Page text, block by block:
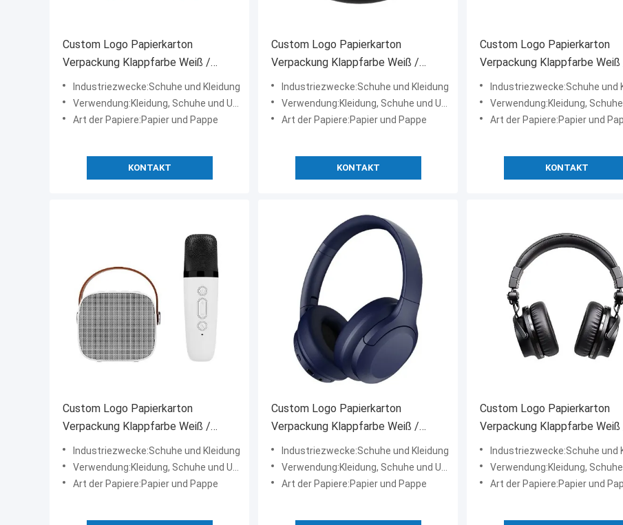
Custom Logo Papierkarton
Verpackung Klappfarbe Weiß /
Schwarz / Roségold Luxus
Magnetgeschenk-Box mit
Bandverschluss
Industriezwecke:Schuhe und Kleidung
Verwendung:Kleidung, Schuhe und Unterwäsche
Art der Papiere:Papier und Pappe
KONTAKT
Custom Logo Papierkarton
Verpackung Klappfarbe Weiß /
Schwarz / Roségold Luxus
Magnetgeschenk-Box mit
Bandverschluss
Industriezwecke:Schuhe und Kleidung
Verwendung:Kleidung, Schuhe und Unterwäsche
Art der Papiere:Papier und Pappe
KONTAKT
Custom Logo Papierkarton
Verpackung Klappfarbe
Schwarz / Roségold Luxus
Magnetgeschenk-Box mit
Bandverschluss
Industriezwecke:Schuhe und
Verwendung:Kleidung, Schuhe und
Art der Papiere:Papier und
KONTAKT
Custom Logo Papierkarton
Verpackung Klappfarbe Weiß /
Schwarz / Roségold Luxus
Magnetgeschenk-Box mit
Bandverschluss
Industriezwecke:Schuhe und Kleidung
Verwendung:Kleidung, Schuhe und Unterwäsche
Art der Papiere:Papier und Pappe
Custom Logo Papierkarton
Verpackung Klappfarbe Weiß /
Schwarz / Roségold Luxus
Magnetgeschenk-Box mit
Bandverschluss
Industriezwecke:Schuhe und Kleidung
Verwendung:Kleidung, Schuhe und Unterwäsche
Art der Papiere:Papier und Pappe
Custom Logo Papierkarton
Verpackung Klappfarbe
Schwarz / Roségold Luxus
Magnetgeschenk-Box mit
Bandverschluss
Industriezwecke:Schuhe und
Verwendung:Kleidung, Schuhe und
Art der Papiere:Papier und